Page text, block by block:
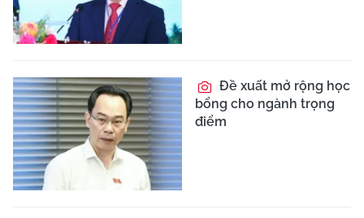
Đề xuất mở rộng học
bổng cho ngành trọng
điểm